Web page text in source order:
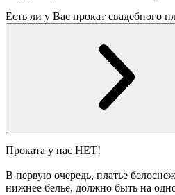
Есть ли у Вас прокат свадебного
Проката у нас НЕТ!
В первую очередь, платье
нижнее белье, должно быть на